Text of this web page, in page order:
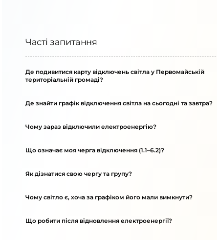
Часті запитання
Де подивитися карту відключень світла у Первомайській
територіальній громаді?
Де знайти графік відключення світла на сьогодні та завтра?
Чому зараз відключили електроенергію?
Що означає моя черга відключення (1.1–6.2)?
Як дізнатися свою чергу та групу?
Чому світло є, хоча за графіком його мали вимкнути?
Що робити після відновлення електроенергії?